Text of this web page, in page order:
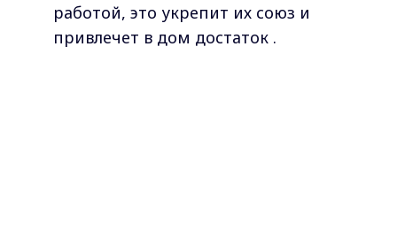
работой, это укрепит их союз и
привлечет в дом достаток .